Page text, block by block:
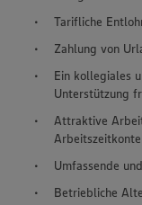
Tarifliche
Zahlung von
Ein kollegiales
Unterstützung
Attraktive
Umfassende
Betriebliche